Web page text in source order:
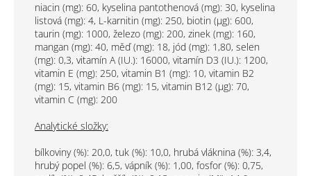
niacin (mg): 60, kyselina pantothenová (mg): 30, kyselina
listová (mg): 4, L-karnitin (mg): 250, biotin (μg): 600,
taurin (mg): 1000, železo (mg): 200, zinek (mg): 160,
mangan (mg): 40, měď (mg): 18, jód (mg): 1,80, selen
(mg): 0,3, vitamín A (IU.): 16000, vitamín D3 (IU.): 1200,
vitamin E (mg): 250, vitamin B1 (mg): 10, vitamin B2
(mg): 15, vitamin B6 (mg): 15, vitamin B12 (μg): 70,
vitamin C (mg): 200
Analytické složky:
bílkoviny (%): 20,0, tuk (%): 10,0, hrubá vláknina (%): 3,4,
hrubý popel (%): 6,5, vápník (%): 1,00, fosfor (%): 0,75,